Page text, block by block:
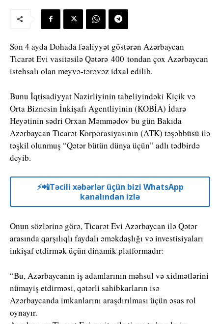
Son 4 ayda Dohada fəaliyyət göstərən Azərbaycan
Ticarət Evi vasitəsilə Qətərə 400 tondan çox Azərbaycan
istehsalı olan meyvə-tərəvəz idxal edilib.
Bunu İqtisadiyyat Nazirliyinin tabeliyindəki Kiçik və
Orta Biznesin İnkişafı Agentliyinin (KOBİA) İdarə
Heyətinin sədri Orxan Məmmədov bu gün Bakıda
Azərbaycan Ticarət Korporasiyasının (ATK) təşəbbüsü ilə
təşkil olunmuş “Qətər bütün dünya üçün” adlı tədbirdə
deyib.
⚡️📲Təcili xəbərlər üçün bizi WhatsApp
kanalından izlə
Onun sözlərinə görə, Ticarət Evi Azərbaycan ilə Qətər
arasında qarşılıqlı faydalı əməkdaşlığı və investisiyaları
inkişaf etdirmək üçün dinamik platformadır:
“Bu, Azərbaycanın iş adamlarının məhsul və xidmətlərini
nümayiş etdirməsi, qətərli sahibkarların isə
Azərbaycanda imkanlarını araşdırılması üçün əsas rol
oynayır.